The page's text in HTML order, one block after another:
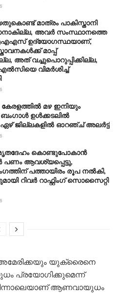
മാത്രം പാകിസ്താനി
അവർ സംസ്ഥാനത്തെ
ഉദ്യോഗസ്ഥയാണ്,
മാപ്പ്
അത് വച്ചുപൊറുപ്പിക്കില്ല,
വിമര്‍ശിച്ച്
കേരളത്തിൽ മഴ ഇനിയും
ഉൾക്കടലിൽ
ജില്ലകളിൽ ഓറഞ്ച് അലർട്ട്
മൃതദേഹം കൊണ്ടുപോകാന്‍
പണം ആവശ്യപ്പെട്ടു,
പത്തായിരം രൂപ നല്‍കി,
റിവർ റാഫ്റ്റിംഗ് സൊസൈറ്റി
യുക്രൈനെ
പ്രയോ​ഗിക്കുമെന്ന്
ആണവായുധം